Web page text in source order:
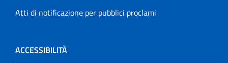
Atti di notificazione per pubblici proclami
ACCESSIBILITÀ